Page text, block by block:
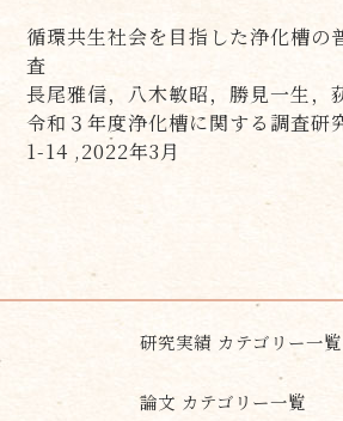
循環共生社会を目指した浄化槽の
査
長尾雅信，八木敏昭，勝見一生，
令和３年度浄化槽に関する調査研
1-14 ,2022年3月
研究実績 カテゴリー一覧
論文 カテゴリー一覧